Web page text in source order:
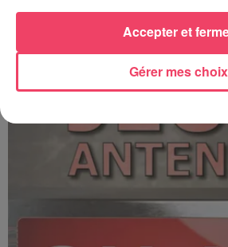
C'est plus ou c'est moins ? - 17 06 2026
Gérer mes choix
Accepter et